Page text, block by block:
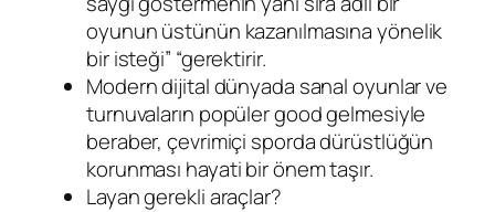
oyunun üstünün kazanılmasına yönelik
bir isteği” “gerektirir.
Modern dijital dünyada sanal oyunlar ve
turnuvaların popüler good gelmesiyle
beraber, çevrimiçi sporda dürüstlüğün
korunması hayati bir önem taşır.
Layan gerekli araçlar?